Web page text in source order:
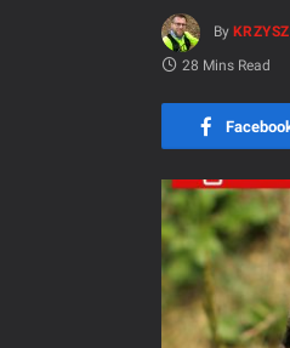
By
28 Mins Read